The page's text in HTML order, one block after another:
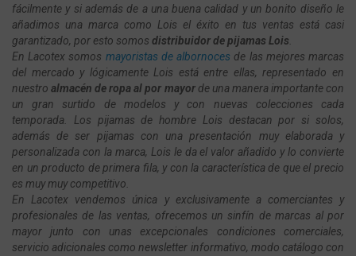
fácilmente y si además de a una buena calidad y un bonito diseño le
añadimos una marca como Lois el éxito en tus ventas está casi
garantizado, por esto somos distribuidor de pijamas Lois
En Lacotex somos mayoristas de albornoces de las mejores marcas
del mercado y lógicamente Lois está entre ellas, representado en
nuestroalmacén de ropa al por mayorde una manera importante con
un gran surtido de modelos y con nuevas colecciones cada
temporada. Los pijamas de hombre Lois destacan por si solos,
además de ser pijamas con una presentación muy elaborada y
personalizada con la marca, Lois le da el valor añadido y lo convierte
en un producto de primera fila, y con la característica de que el precio
es muy muy competitivo.
En Lacotex vendemos única y exclusivamente a comerciantes y
profesionales de las ventas, ofrecemos un sinfín de marcas al por
mayor junto con unas excepcionales condiciones comerciales,
servicio adicionales como newsletter informativo, modo catálogo con